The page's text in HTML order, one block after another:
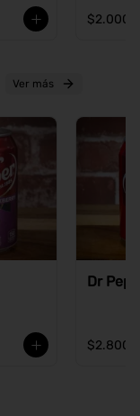
$2.000
Ver más
Dr
$2.800